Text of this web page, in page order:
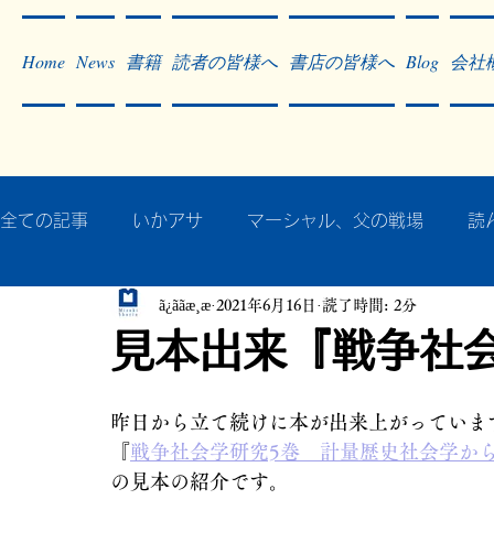
Home News 書籍 読者の皆様へ 書店の皆様へ Blog 会社
全ての記事 いかアサ マーシャル、父の戦場 読
秘蔵写真200枚でたどるアジア・太平洋戦争
見本出来『戦争社
ã¿ããæ¸æ 2021年6月16日 読了時間: 2分
昨日から立て続けに本が出来上がっていま
『戦争社会学研究5巻　計量歴史社会学か
の見本の紹介です。